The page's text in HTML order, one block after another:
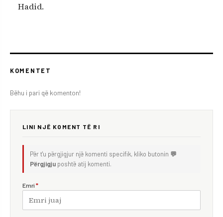
Hadid.
KOMENTET
Bëhu i pari që komenton!
LINI NJË KOMENT TË RI
Për t'u përgjigjur një komenti specifik, kliko butonin 💬
Përgjigju poshtë atij komenti.
Emri *